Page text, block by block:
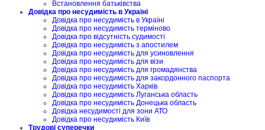
Встановлення батьківства
Довідка про несудимість в Україні
Довідка про несудимість в Україні
Довідка про несудимість терміново
Довідка про відсутність судимості
Довідка про несудимість з апостилем
Довідка про несудимість для усиновлення
Довідка про несудимість для візи
Довідка про несудимість для громадянства
Довідка про несудимість для закордонного паспорта
Довідка про несудимість Харків
Довідка про несудимість Луганська область
Довідка про несудимість Донецька область
Довідка несудимості для зони АТО
Довідка про несудимість Київ
Трудові суперечки